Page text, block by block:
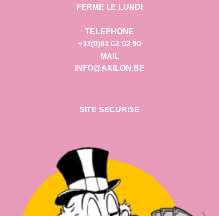
FERME LE LUNDI
TELEPHONE
+32(0)81 62 52 90
MAIL
INFO@AKILON.BE
SITE SECURISE